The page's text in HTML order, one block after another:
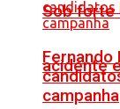
Sob forte
acidente
Fernando
campanha